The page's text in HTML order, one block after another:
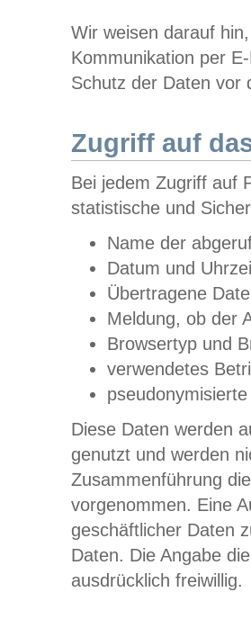
Wir weisen darauf
Kommunikation per
Schutz der Daten vor
Zugriff auf
Bei jedem Zugriff auf
statistische und
Name der
Datum und
Übertragene
Meldung, ob der
Browsertyp und
verwendetes
Diese Daten werden
genutzt und werden
Zusammenführung
vorgenommen. Eine
geschäftlicher Daten
Daten. Die Angabe
ausdrücklich freiwillig.